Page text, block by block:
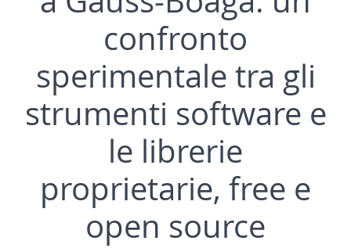
confronto
sperimentale tra gli
strumenti software e
le librerie
proprietarie, free e
open source